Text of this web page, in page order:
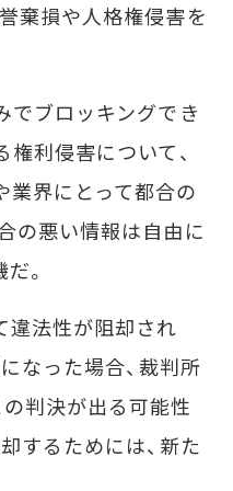
棄損や人格権侵害を
でブロッキングでき
利侵害について、
業界にとって都合の
の悪い情報は自由に
。
違法性が阻却され
なった場合、裁判所
判決が出る可能性
するためには、新た